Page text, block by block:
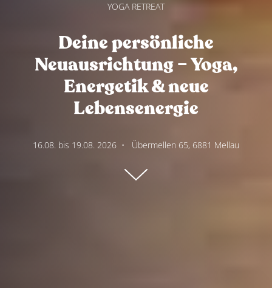
YOGA RETREAT
Deine persönliche
Neuausrichtung – Yoga,
Energetik & neue
Lebensenergie
16.08. bis 19.08. 2026 • Übermellen 65, 6881 Mellau